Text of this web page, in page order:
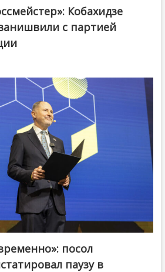
Dream
Кобахидзе
с партией
посол
паузу в